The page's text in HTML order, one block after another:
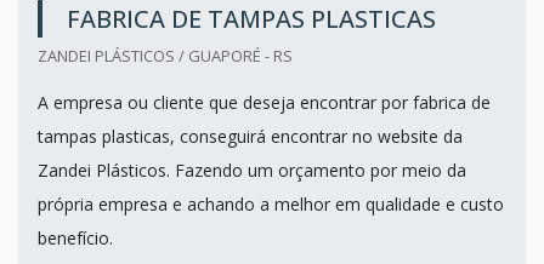
FABRICA DE TAMPAS PLASTICAS
ZANDEI PLÁSTICOS / GUAPORÉ - RS
A empresa ou cliente que deseja encontrar por fabrica de
tampas plasticas, conseguirá encontrar no website da
Zandei Plásticos. Fazendo um orçamento por meio da
própria empresa e achando a melhor em qualidade e custo
benefício.